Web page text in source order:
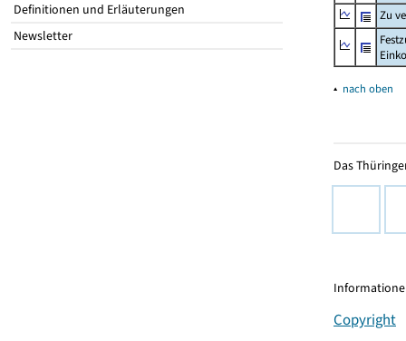
Definitionen und Erläuterungen
Newsletter
Zu
▴ nach oben
Das
Copyright